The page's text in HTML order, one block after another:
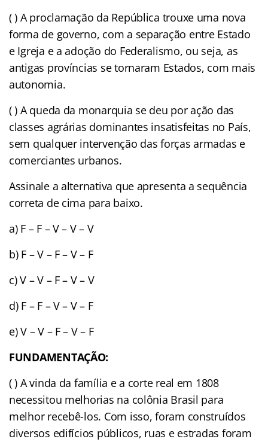
( ) A proclamação da República trouxe uma nova
forma de governo, com a separação entre Estado
e Igreja e a adoção do Federalismo, ou seja, as
antigas províncias se tornaram Estados, com mais
autonomia.
( ) A queda da monarquia se deu por ação das
classes agrárias dominantes insatisfeitas no País,
sem qualquer intervenção das forças armadas e
comerciantes urbanos.
Assinale a alternativa que apresenta a sequência
correta de cima para baixo.
a) F – F – V – V – V
b) F – V – F – V – F
c) V – V – F – V – V
d) F – F – V – V – F
e) V – V – F – V – F
FUNDAMENTAÇÃO:
( ) A vinda da família e a corte real em 1808
necessitou melhorias na colônia Brasil para
melhor recebê-los. Com isso, foram construídos
diversos edifícios públicos, ruas e estradas foram